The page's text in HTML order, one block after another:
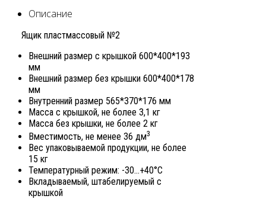
Описание
Ящик пластмассовый №2
Внешний размер с крышкой 600*400*193
мм
Внешний размер без крышки 600*400*178
мм
Внутренний размер 565*370*176 мм
Масса с крышкой, не более 3,1 кг
Масса без крышки, не более 2 кг
Вместимость, не менее 36 дм3
Вес упаковываемой продукции, не более
15 кг
Температурный режим: -30…+40°С
Вкладываемый, штабелируемый с
крышкой